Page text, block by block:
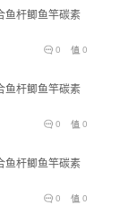
鱼杆鲫鱼竿碳素
0
0
鱼杆鲫鱼竿碳素
0
0
鱼杆鲫鱼竿碳素
0
0